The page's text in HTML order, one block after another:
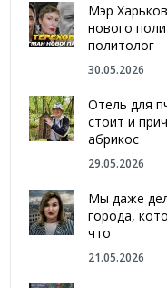
Мэр
нового
политолог
30.05.2026
Отель для
стоит и
абрикос
29.05.2026
Мы даже
города,
что
21.05.2026